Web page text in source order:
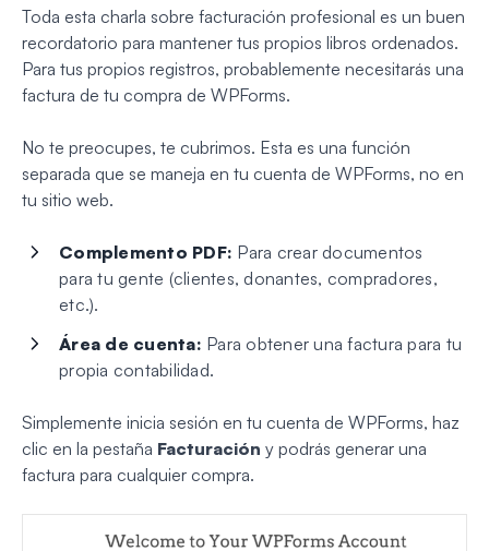
Toda esta charla sobre facturación profesional es un buen
recordatorio para mantener tus propios libros ordenados.
Para tus propios registros, probablemente necesitarás una
factura de tu compra de WPForms.
No te preocupes, te cubrimos. Esta es una función
separada que se maneja en tu cuenta de WPForms, no en
tu sitio web.
Complemento PDF: Para crear documentos
paratu gente (clientes, donantes, compradores,
etc.).
Área de cuenta: Para obtener una factura para tu
propia contabilidad.
Simplemente inicia sesión en tu cuenta de WPForms, haz
clic en la pestaña Facturación y podrás generar una
factura para cualquier compra.